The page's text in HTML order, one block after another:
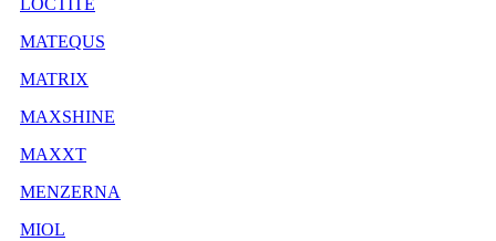
LOCTITE
MATEQUS
MATRIX
MAXSHINE
MAXXT
MENZERNA
MIOL